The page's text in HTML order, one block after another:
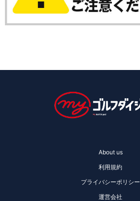
About us
利用規約
プライバシーポリシー
運営会社